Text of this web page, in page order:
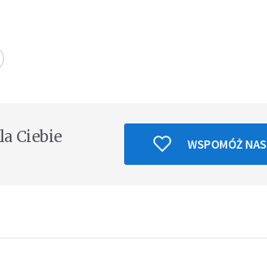
Ciebie WSPOMÓŻ NAS